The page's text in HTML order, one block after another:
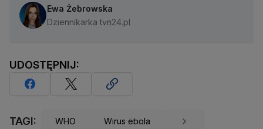
Ewa Żebrowska
Dziennikarka tvn24.pl
UDOSTĘPNIJ:
TAGI: WHO Wirus ebola